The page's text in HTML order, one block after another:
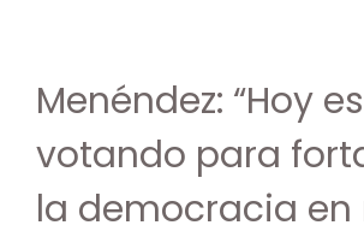
Menéndez: “Hoy
votando para
la democracia en